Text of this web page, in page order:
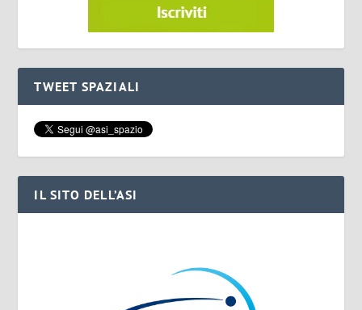
TWEET SPAZIALI
IL SITO DELL’ASI